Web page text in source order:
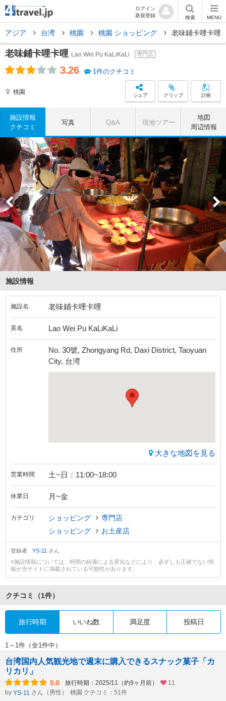
ログイン
新規登録
検索 MENU
アジア 台湾 桃園 桃園 ショッピング 老味鋪卡哩卡哩
老味鋪卡哩卡哩 Lao Wei Pu KaLiKaLi 専門店
3.26 1件のクチコミ
桃園 シェア クリップ 計画
施設情報
クチコミ
写真 Q&A 現地ツアー
地図
周辺情報
施設情報
施設名 老味鋪卡哩卡哩
英名 Lao Wei Pu KaLiKaLi
住所
No. 30號, Zhongyang Rd, Daxi District, Taoyuan
City, 台湾
大きな地図を見る
営業時間 土~日：11:00~18:00
休業日 月~金
カテゴリ ショッピング
専門店
ショッピング
お土産店
登録者 YS-11 さん
※施設情報については、時間の経過による変化などにより、必ずしも正確でない情
報が当サイトに掲載されている可能性があります。
クチコミ （1件）
旅行時期 いいね数 満足度 投稿日
1～1件（全1件中）
台湾国内人気観光地で週末に購入できるスナック菓子「カ
リカリ」
5.0 旅行時期：2025/11（約9ヶ月前）
11
by YS-11 さん（男性） 桃園 クチコミ：51件